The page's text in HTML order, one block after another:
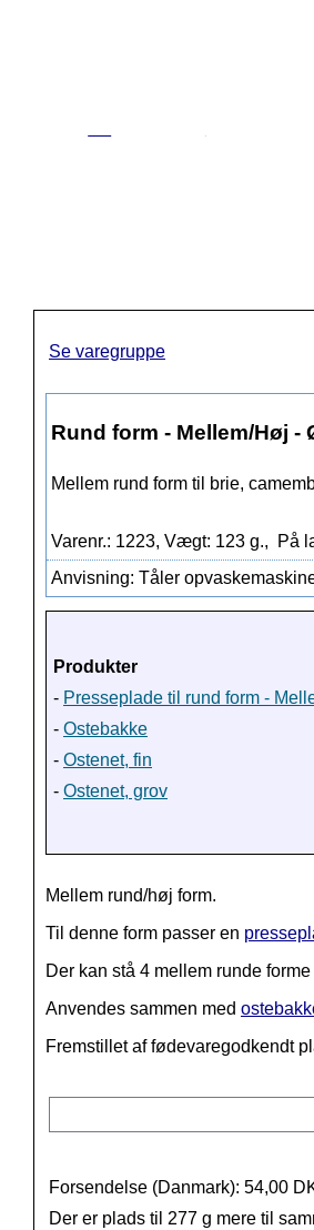
Se varegruppe
Rund form - Mellem/Høj -
Mellem rund form til brie,
Varenr.: 1223, Vægt: 123 g., På
Anvisning: Tåler
Produkter
- Presseplade til rund form -
- Ostebakke
- Ostenet, fin
- Ostenet, grov
Mellem rund/høj form.
Til denne form passer en
Der kan stå 4 mellem runde
Anvendes sammen med
Fremstillet af fødevaregodkendt
Forsendelse (Danmark): 54,00
Der er plads til 277 g mere til